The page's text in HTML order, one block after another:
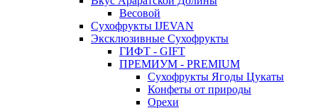
Весовой
Сухофрукты IJEVAN
Эксклюзивные Сухофрукты
ГИФТ - GIFT
ПРЕМИУМ - PREMIUM
Сухофрукты Ягоды Цукаты
Конфеты от природы
Орехи